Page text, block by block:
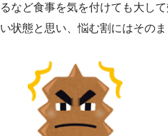
るなど食事を気を付けても大し
い状態と思い、悩む割にはそのま